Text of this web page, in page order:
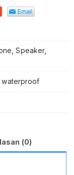
,Speaker,
waterproof
(0)